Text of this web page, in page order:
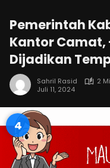
Pemerintah
Kantor Camat,
Dijadikan
Sahril Rasid
2
Juli 11, 2024
3